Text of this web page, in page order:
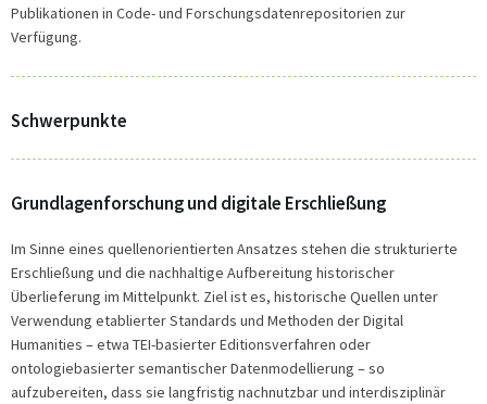
Publikationen in Code- und Forschungsdatenrepositorien zur
Verfügung.
Schwerpunkte
Grundlagenforschung und digitale Erschließung
Im Sinne eines quellenorientierten Ansatzes stehen die strukturierte
Erschließung und die nachhaltige Aufbereitung historischer
Überlieferung im Mittelpunkt. Ziel ist es, historische Quellen unter
Verwendung etablierter Standards und Methoden der Digital
Humanities – etwa TEI-basierter Editionsverfahren oder
ontologiebasierter semantischer Datenmodellierung – so
aufzubereiten, dass sie langfristig nachnutzbar und interdisziplinär